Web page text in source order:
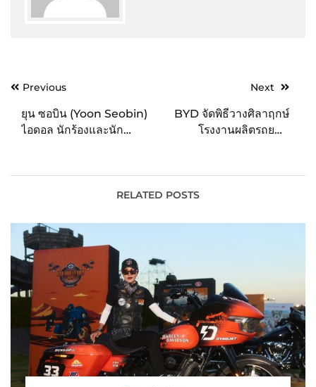
PostPrevious
ยุน ซอบิน (Yoon Seobin)
ไอดอล นักร้องและนัก
26 มี.ค.นี้!
Next
BYD จัดพิธีวางศิลาฤกษ์
โรงงานผลิตรถยนต์
รถ BYD ATTO 3 คันที่
9,999 และ 10,000
RELATED POSTS